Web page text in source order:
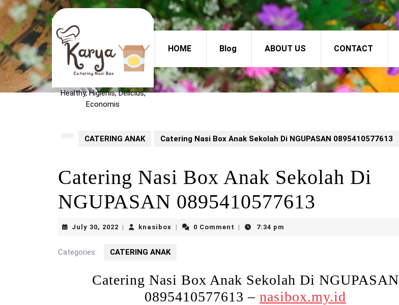
Skip
to
content
Healthy, Higienis, Delicius,
Economis
HOME Blog ABOUT US CONTACT
CATERING ANAK Catering Nasi Box Anak Sekolah Di NGUPASAN 0895410577613
Catering Nasi Box Anak Sekolah Di
NGUPASAN 0895410577613
July 30, 2022 July
knasibox knasibox0 Comment 7:34 pm
Categories: CATERING ANAK
Catering Nasi Box Anak Sekolah Di NGUPASAN
0895410577613 – nasibox.my.id